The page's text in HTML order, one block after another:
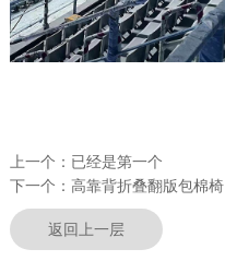
上一个： 已经是第一个
下一个： 高靠背折叠翻版包棉椅
返回上一层